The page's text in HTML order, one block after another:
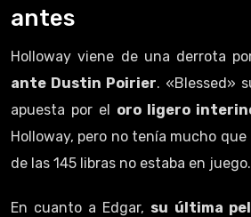
antes
Holloway viene de una derrota
ante Dustin Poirier. «Blessed»
apuesta por el oro ligero
Holloway, pero no tenía mucho
de las 145 libras no estaba en juego.
En cuanto a Edgar, su última